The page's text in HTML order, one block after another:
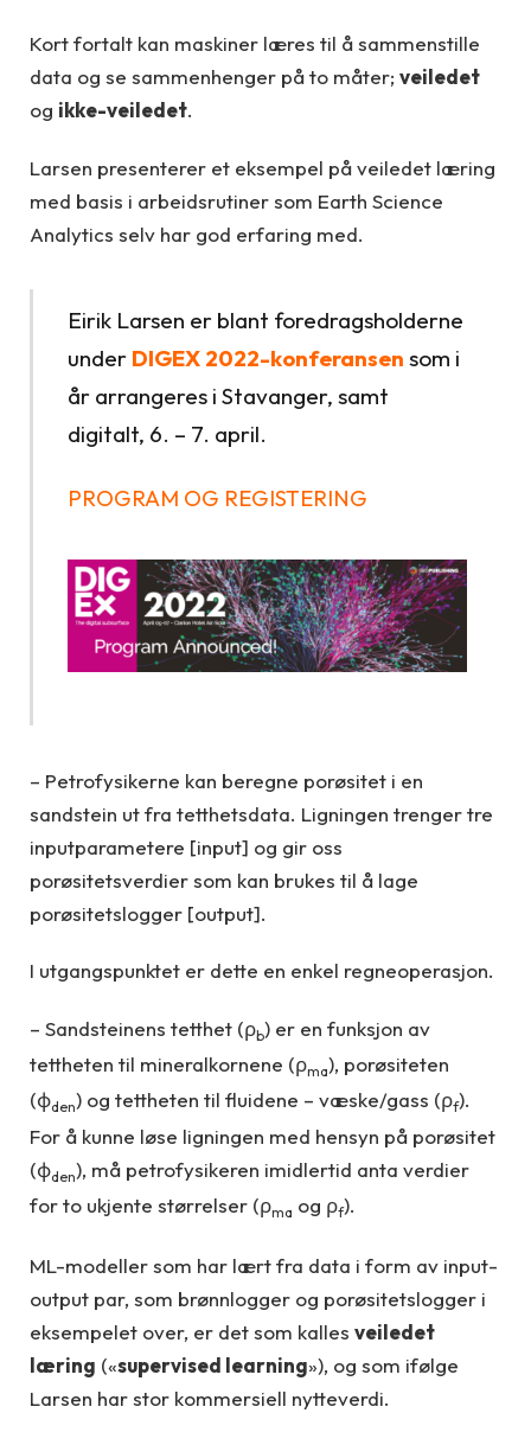
Kort fortalt kan maskiner læres til å sammenstille
data og se sammenhenger på to måter; veiledet
og ikke-veiledet.
Larsen presenterer et eksempel på veiledet læring
med basis i arbeidsrutiner som Earth Science
Analytics selv har god erfaring med.
Eirik Larsen er blant foredragsholderne
under DIGEX 2022-konferansen som i
år arrangeres i Stavanger, samt
digitalt, 6. – 7. april.
PROGRAM OG REGISTERING
– Petrofysikerne kan beregne porøsitet i en
sandstein ut fra tetthetsdata. Ligningen trenger tre
inputparametere [input] og gir oss
porøsitetsverdier som kan brukes til å lage
porøsitetslogger [output].
I utgangspunktet er dette en enkel regneoperasjon.
– Sandsteinens tetthet (ρb) er en funksjon av
tettheten til mineralkornene (ρma), porøsiteten
(ϕden) og tettheten til fluidene – væske/gass (ρf).
For å kunne løse ligningen med hensyn på porøsitet
(ϕden), må petrofysikeren imidlertid anta verdier
for to ukjente størrelser (ρma og ρf).
ML-modeller som har lært fra data i form av input-
output par, som brønnlogger og porøsitetslogger i
eksempelet over, er det som kalles veiledet
læring («supervised learning»), og som ifølge
Larsen har stor kommersiell nytteverdi.